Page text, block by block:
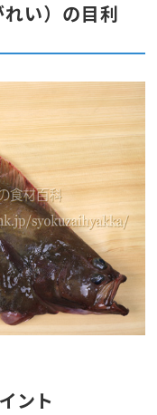
い）の目利
ント